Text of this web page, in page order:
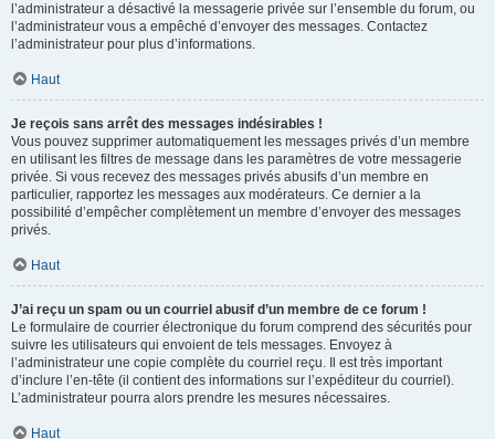
l’administrateur a désactivé la messagerie privée sur l’ensemble du forum, ou
l’administrateur vous a empêché d’envoyer des messages. Contactez
l’administrateur pour plus d’informations.
Haut
Je reçois sans arrêt des messages indésirables !
Vous pouvez supprimer automatiquement les messages privés d’un membre
en utilisant les filtres de message dans les paramètres de votre messagerie
privée. Si vous recevez des messages privés abusifs d’un membre en
particulier, rapportez les messages aux modérateurs. Ce dernier a la
possibilité d’empêcher complètement un membre d’envoyer des messages
privés.
Haut
J’ai reçu un spam ou un courriel abusif d’un membre de ce forum !
Le formulaire de courrier électronique du forum comprend des sécurités pour
suivre les utilisateurs qui envoient de tels messages. Envoyez à
l’administrateur une copie complète du courriel reçu. Il est très important
d’inclure l’en-tête (il contient des informations sur l’expéditeur du courriel).
L’administrateur pourra alors prendre les mesures nécessaires.
Haut